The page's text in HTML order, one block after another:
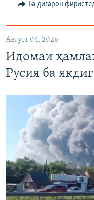
Ба дигарон
Август 04, 2026
Идомаи
Русия ба